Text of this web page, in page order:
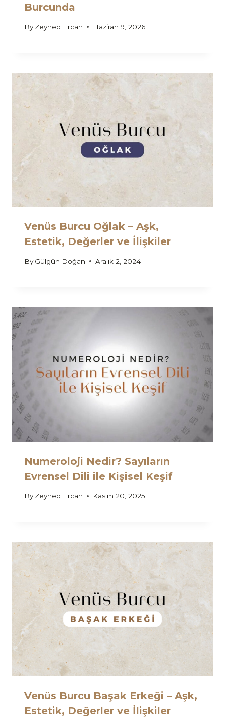
Burcunda
By Zeynep Ercan Haziran 9, 2026
Venüs Burcu Oğlak – Aşk,
Estetik, Değerler ve İlişkiler
By Gülgün Doğan Aralık 2, 2024
Numeroloji Nedir? Sayıların
Evrensel Dili ile Kişisel Keşif
By Zeynep Ercan Kasım 20, 2025
Venüs Burcu Başak Erkeği – Aşk,
Estetik, Değerler ve İlişkiler